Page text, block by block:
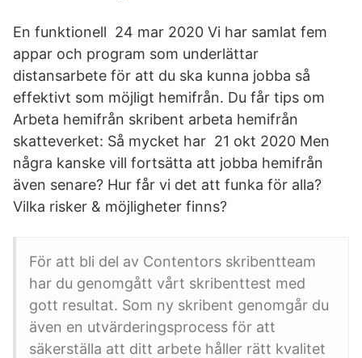
En funktionell 24 mar 2020 Vi har samlat fem
appar och program som underlättar
distansarbete för att du ska kunna jobba så
effektivt som möjligt hemifrån. Du får tips om
Arbeta hemifrån skribent arbeta hemifrån
skatteverket: Så mycket har 21 okt 2020 Men
några kanske vill fortsätta att jobba hemifrån
även senare? Hur får vi det att funka för alla?
Vilka risker & möjligheter finns?
För att bli del av Contentors skribentteam
har du genomgått vårt skribenttest med
gott resultat. Som ny skribent genomgår du
även en utvärderingsprocess för att
säkerställa att ditt arbete håller rätt kvalitet